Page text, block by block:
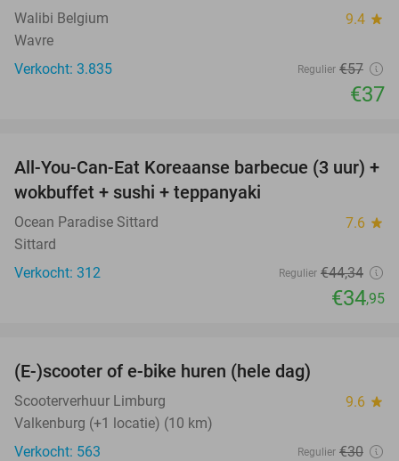
Walibi Belgium 9.4 star
Wavre
Verkocht: 3.835
Regulier €57
€37
21%
All-You-Can-Eat Koreaanse barbecue (3 uur) +
wokbuffet + sushi + teppanyaki
Ocean Paradise Sittard 7.6 star
Sittard
Verkocht: 312
Regulier €44,34
€34,95
(E-)scooter of e-bike huren (hele dag)
Scooterverhuur Limburg 9.6 star
Valkenburg (+1 locatie) (10 km)
Verkocht: 563
Regulier €30